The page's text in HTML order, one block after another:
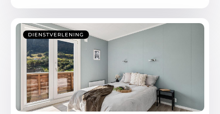
DIENSTVERLENING